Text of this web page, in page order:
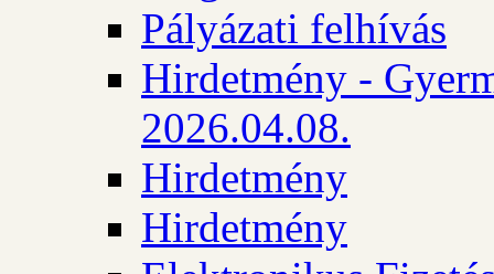
Pályázati felhívás
Hirdetmény -
2026.04.08.
Hirdetmény
Hirdetmény